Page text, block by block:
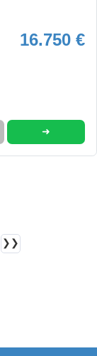
16.750 €
➜
❯❯